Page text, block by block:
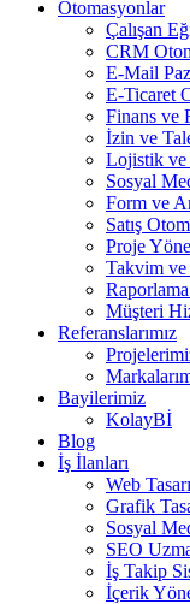
Otomasyonlar
Çalışan
CRM
E-Mail
E-Ticaret
Finans ve
İzin ve
Lojistik ve
Sosyal
Form ve
Satış
Proje
Takvim ve
Müşteri
Referanslarımız
Bayilerimiz
KolayBİ
Blog
İş İlanları
Web
Grafik
Sosyal
SEO
İş Takip
İçerik